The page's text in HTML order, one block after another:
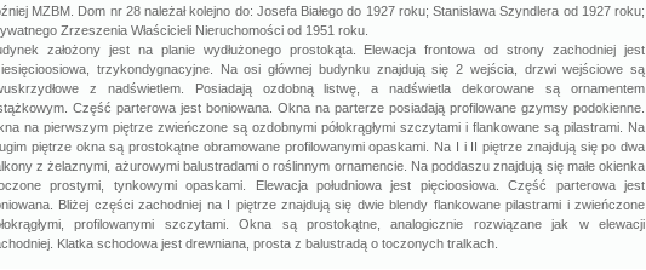
MZBM. Dom nr 28 należał kolejno do: Josefa Białego do 1927 roku; Stanisława Szyndlera od 1927 roku;
Zrzeszenia Właścicieli Nieruchomości od 1951 roku.
założony jest na planie wydłużonego prostokąta. Elewacja frontowa od strony zachodniej jest
trzykondygnacyjne. Na osi głównej budynku znajdują się 2 wejścia, drzwi wejściowe są
z nadświetlem. Posiadają ozdobną listwę, a nadświetla dekorowane są ornamentem
Część parterowa jest boniowana. Okna na parterze posiadają profilowane gzymsy podokienne.
na pierwszym piętrze zwieńczone są ozdobnymi półokrągłymi szczytami i flankowane są pilastrami. Na
piętrze okna są prostokątne obramowane profilowanymi opaskami. Na I i II piętrze znajdują się po dwa
z żelaznymi, ażurowymi balustradami o roślinnym ornamencie. Na poddaszu znajdują się małe okienka
prostymi, tynkowymi opaskami. Elewacja południowa jest pięcioosiowa. Część parterowa jest
Bliżej części zachodniej na I piętrze znajdują się dwie blendy flankowane pilastrami i zwieńczone
profilowanymi szczytami. Okna są prostokątne, analogicznie rozwiązane jak w elewacji
Klatka schodowa jest drewniana, prosta z balustradą o toczonych tralkach.